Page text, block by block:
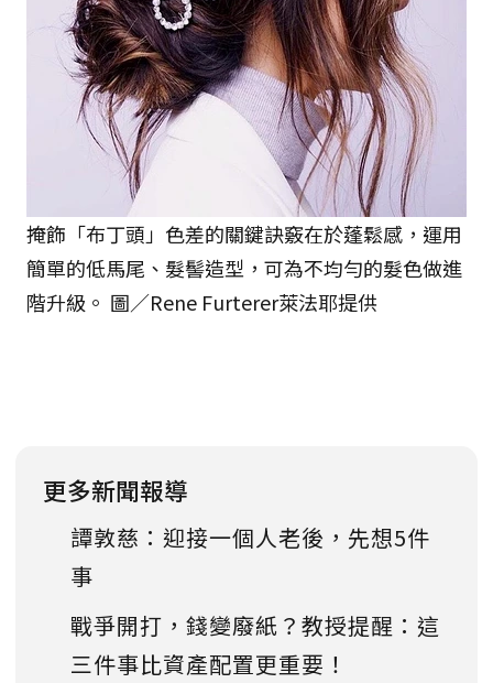
掩飾「布丁頭」色差的關鍵訣竅在於蓬鬆感，運用
簡單的低馬尾、髮髻造型，可為不均勻的髮色做進
階升級。 圖／Rene Furterer萊法耶提供
更多新聞報導
譚敦慈：迎接一個人老後，先想5件
事
戰爭開打，錢變廢紙？教授提醒：這
三件事比資產配置更重要！